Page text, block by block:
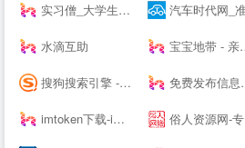
实习僧_大学生实习、校招求职--站_实习_校园招聘丨萌想科技 汽车时代网_准确汽车报价,助您正确选车、买车、
水滴互助 宝宝地带 - 亲子阅读育儿交流网站社区
搜狗搜索引擎 - 上网从搜狗开始 免费发布信息网站大全_信息发布网站大全_B2B网站大全 - 壹佰导航网
imtoken下载-imtoken钱包下载imtoken新版App--下载-主题之家 俗人资源网-专注网站源码、网站模板、插件，技术教程、实用工具、绿色软件、活动线报！